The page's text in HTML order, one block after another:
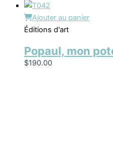
Ajouter au panier
Éditions d'art
Popaul, mon
$190.00